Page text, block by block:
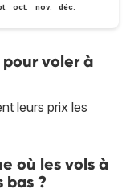
oct. nov. déc.
voler à
leurs prix les
où les vols à
bas ?